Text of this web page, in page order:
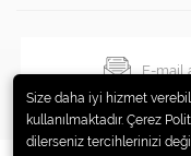
Size daha iyi hizmet
kullanılmaktadır. Çerez
dilerseniz tercihlerinizi